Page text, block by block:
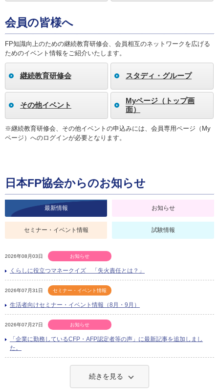
会員の皆様へ
FP知識向上のための継続教育研修会、会員相互のネットワークを広げる
ためのイベント情報をご紹介いたします。
継続教育研修会 スタディ・グループ
その他イベント
Myページ（トップ画
面）
※継続教育研修会、その他イベントの申込みには、会員専用ページ（My
ページ）へのログインが必要となります。
日本FP協会からのお知らせ
最新情報 お知らせ
セミナー・イベント情報 試験情報
2026年08月03日 お知らせ
くらしに役立つマネークイズ 「失火責任とは？」
2026年07月31日 セミナー・イベント情報
生活者向けセミナー・イベント情報（8月・9月）
2026年07月27日 お知らせ
「企業に勤務しているCFP・AFP認定者等の声」に最新記事を追加しまし
た。
続きを見る